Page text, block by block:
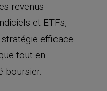
revenus
et ETFs,
efficace
tout en
boursier.